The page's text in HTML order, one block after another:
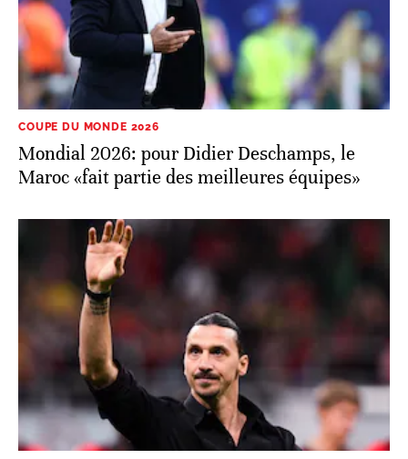
COUPE DU MONDE 2026
Mondial 2026: pour Didier Deschamps, le
Maroc «fait partie des meilleures équipes»
COUPE DU MONDE 2026
Mondial 2026. Zlatan Ibrahimović analyse le
huitième contre le Canada: «la meilleure
équipe était le Maroc»